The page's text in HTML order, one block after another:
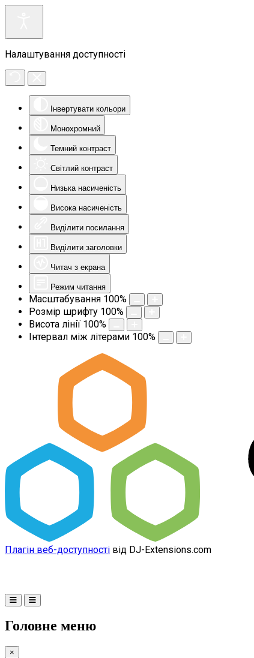
Налаштування доступності
Інвертувати кольори
Монохромний
Темний контраст
Світлий контраст
Низька насиченість
Висока насиченість
Виділити посилання
Виділити заголовки
Читач з екрана
Режим читання
Масштабування 100%
Розмір шрифту 100%
Висота лінії 100%
Інтервал між літерами 100%
Плагін веб-доступності від DJ-Extensions.com
Головне меню
×